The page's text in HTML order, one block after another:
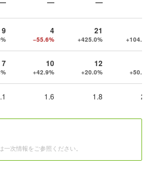
9 4
−55.6%
21
+425.0% +104.8%
7 10
+42.9%
12
+20.0% +50.0%
1.6 1.8 2.2
次情報をご参照ください。